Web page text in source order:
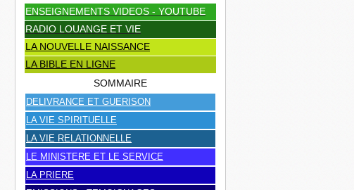
ENSEIGNEMENTS VIDEOS - YOUTUBE
RADIO LOUANGE ET VIE
LA NOUVELLE NAISSANCE
LA BIBLE EN LIGNE
SOMMAIRE
DELIVRANCE ET GUERISON
LA VIE SPIRITUELLE
LA VIE RELATIONNELLE
LE MINISTERE ET LE SERVICE
LA PRIERE